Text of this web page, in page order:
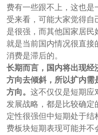
费有一些跟不上，这也
受来看，可能大家觉得自
是很强，而其他国家居
就是当前国内情况很直接
消费是滞后的。
长期而言，国内将出现
方向去倾斜，所以扩内
方向。这不仅仅是短期应
发展战略，都是比较确定
定性很强但中短期处于结
费板块短期表现可能并不